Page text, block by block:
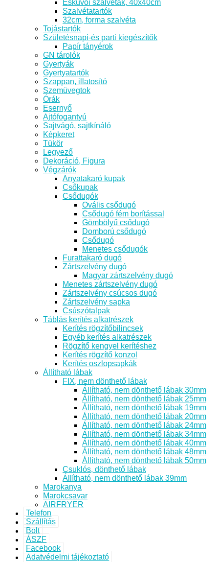
Esküvői szalvéták, 40x40cm
Szalvétatartók
32cm, forma szalvéta
Tojástartók
Születésnapi-és parti kiegészítők
Papír tányérok
GN tárolók
Gyertyák
Gyertyatartók
Szappan, illatosító
Szemüvegtok
Órák
Esernyő
Ajtófogantyú
Sajtvágó, sajtkínáló
Képkeret
Tükör
Legyező
Dekoráció, Figura
Végzárók
Anyatakaró kupak
Csőkupak
Csődugók
Ovális csődugó
Csődugó fém borítással
Gömbölyű csődugó
Domború csődugó
Csődugó
Menetes csődugók
Furattakaró dugó
Zártszelvény dugó
Magyar zártszelvény dugó
Menetes zártszelvény dugó
Zártszelvény csúcsos dugó
Zártszelvény sapka
Csúszótalpak
Táblás kerítés alkatrészek
Kerítés rögzítőbilincsek
Egyéb kerítés alkatrészek
Rögzítő kengyel kerítéshez
Kerítés rögzítő konzol
Kerítés oszlopsapkák
Állítható lábak
FIX, nem dönthető lábak
Állítható, nem dönthető lábak 30mm
Állítható, nem dönthető lábak 25mm
Állítható, nem dönthető lábak 19mm
Állítható, nem dönthető lábak 20mm
Állítható, nem dönthető lábak 24mm
Állítható, nem dönthető lábak 34mm
Állítható, nem dönthető lábak 40mm
Állítható, nem dönthető lábak 48mm
Állítható, nem dönthető lábak 50mm
Csuklós, dönthető lábak
Állítható, nem dönthető lábak 39mm
Marokanya
Marokcsavar
AIRFRYER
Telefon
Szállítás
Bolt
ÁSZF
Facebook
Adatvédelmi tájékoztató